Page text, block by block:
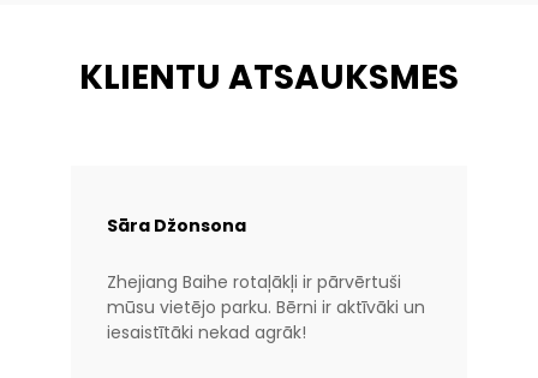
KLIENTU ATSAUKSMES
Sāra Džonsona
Zhejiang Baihe rotaļākļi ir pārvērtuši
mūsu vietējo parku. Bērni ir aktīvāki un
iesaistītāki nekad agrāk!